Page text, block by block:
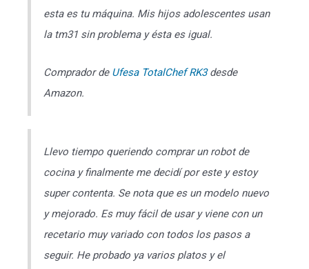
esta es tu máquina. Mis hijos adolescentes usan
la tm31 sin problema y ésta es igual.
Comprador de Ufesa TotalChef RK3desde
Amazon.
Llevo tiempo queriendo comprar un robot de
cocina y finalmente me decidí por este y estoy
super contenta. Se nota que es un modelo nuevo
y mejorado. Es muy fácil de usar y viene con un
recetario muy variado con todos los pasos a
seguir. He probado ya varios platos y el